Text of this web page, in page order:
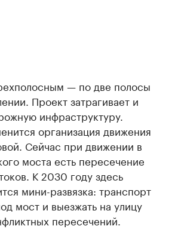
— по две полосы
Проект затрагивает и
инфраструктуру.
организация движения
Сейчас при движении в
моста есть пересечение
К 2030 году здесь
мини-развязка: транспорт
мост и выезжать на улицу
пересечений.